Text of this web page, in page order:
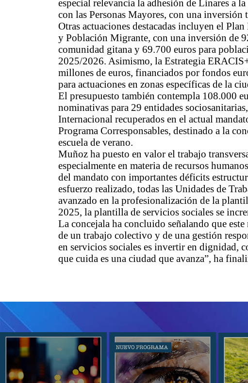
especial relevancia la adhesión de Linares a
con las Personas Mayores, con una inversión
Otras actuaciones destacadas incluyen el
y Población Migrante, con una inversión de
comunidad gitana y 69.700 euros para
2025/2026. Asimismo, la Estrategia
millones de euros, financiados por fondos
para actuaciones en zonas específicas de la
El presupuesto también contempla 108.000
nominativas para 29 entidades
Internacional recuperados en el actual
Programa Corresponsables, destinado a la
escuela de verano.
Muñoz ha puesto en valor el trabajo
especialmente en materia de recursos
del mandato con importantes déficits
esfuerzo realizado, todas las Unidades de
avanzado en la profesionalización de la
2025, la plantilla de servicios sociales se
La concejala ha concluido señalando que
de un trabajo colectivo y de una gestión
en servicios sociales es invertir en dignidad,
que cuida es una ciudad que avanza”, ha